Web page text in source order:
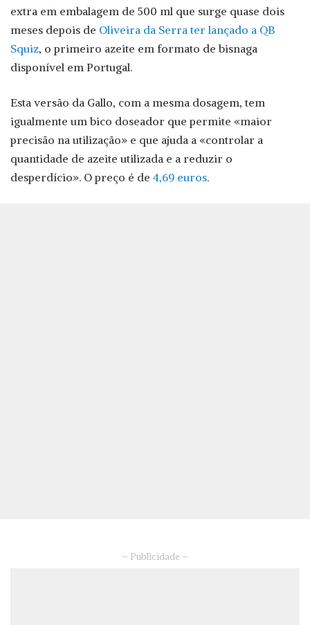
extra em embalagem de 500 ml que surge quase dois
meses depois de Oliveira da Serra ter lançado a QB
Squiz, o primeiro azeite em formato de bisnaga
disponível em Portugal.
Esta versão da Gallo, com a mesma dosagem, tem
igualmente um bico doseador que permite «maior
precisão na utilização» e que ajuda a «controlar a
quantidade de azeite utilizada e a reduzir o
desperdício». O preço é de 4,69 euros.
– Publicidade –